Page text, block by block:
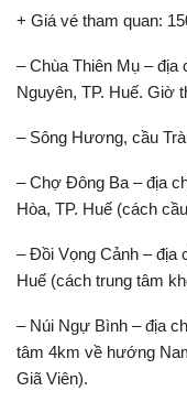
+ Giá vé tham quan:
– Chùa Thiên Mụ – địa
Nguyên, TP. Huế. Giờ
– Sông Hương, cầu
– Chợ Đông Ba – địa
Hòa, TP. Huế (cách
– Đồi Vọng Cảnh – địa
Huế (cách trung tâm
– Núi Ngự Bình – địa
tâm 4km về hướng
Giã Viên).